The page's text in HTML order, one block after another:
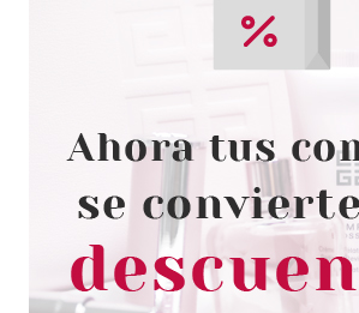
ESSENCE
ESSENCE BROCHA
POLVOS
Pvr 4.99€
-13%
desde
4.35€